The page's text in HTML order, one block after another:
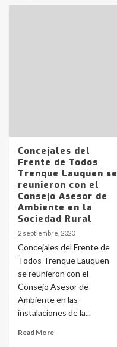
Concejales del
Frente de Todos
Trenque Lauquen se
reunieron con el
Consejo Asesor de
Ambiente en la
Sociedad Rural
2 septiembre, 2020
Concejales del Frente de
Todos Trenque Lauquen
se reunieron con el
Consejo Asesor de
Ambiente en las
instalaciones de la...
Read More